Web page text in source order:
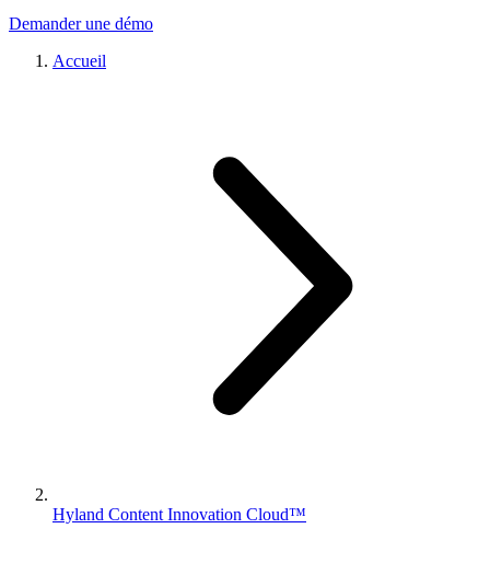
Demander une démo
Accueil
Hyland Content Innovation Cloud™